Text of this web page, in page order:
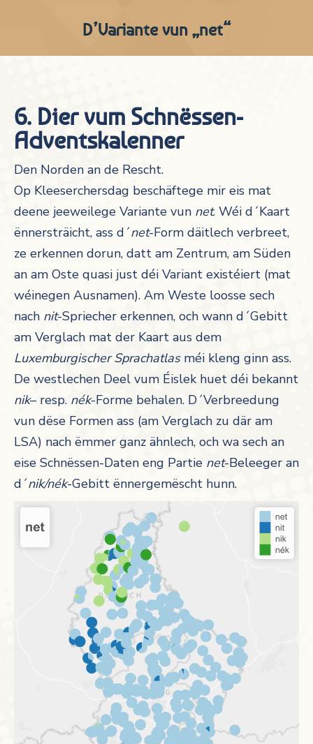
D’Variante vun „net“
6. Dier vum Schnëssen-
Adventskalenner
Den Norden an de Rescht.
Op Kleeserchersdag beschäftege mir eis mat
deene jeeweilege Variante vun net. Wéi d´Kaart
ënnersträicht, ass d´net-Form däitlech verbreet,
ze erkennen dorun, datt am Zentrum, am Süden
an am Oste quasi just déi Variant existéiert (mat
wéinegen Ausnamen). Am Weste loosse sech
nach nit-Spriecher erkennen, och wann d´Gebitt
am Verglach mat der Kaart aus dem
Luxemburgischer Sprachatlasméi kleng ginn ass.
De westlechen Deel vum Éislek huet déi bekannt
nik– resp. nék-Forme behalen. D´Verbreedung
vun dëse Formen ass (am Verglach zu där am
LSA) nach ëmmer ganz ähnlech, och wa sech an
eise Schnëssen-Daten eng Partie net-Beleeger an
d´nik/nék-Gebitt ënnergemëscht hunn.